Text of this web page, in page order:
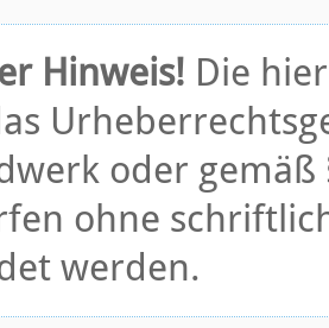
Hinweis! Die
oder gemäß
ohne
werden.